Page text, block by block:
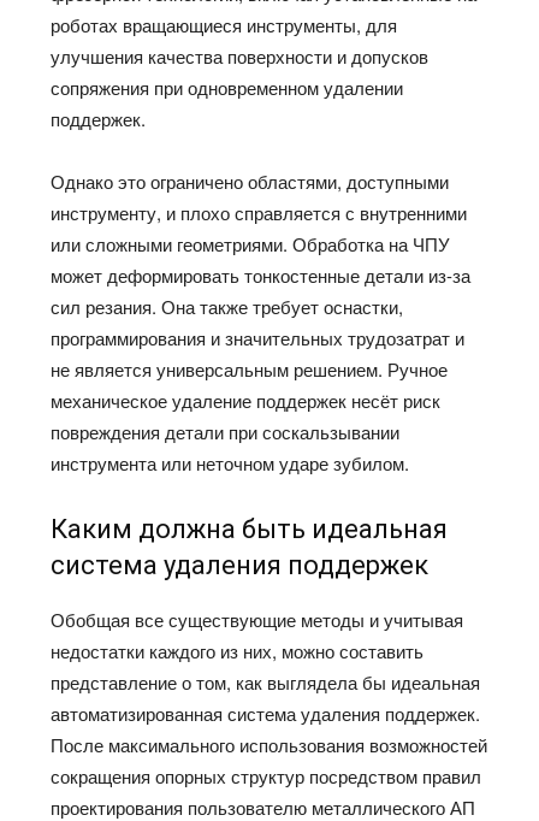
роботах вращающиеся инструменты, для
улучшения качества поверхности и допусков
сопряжения при одновременном удалении
поддержек.
Однако это ограничено областями, доступными
инструменту, и плохо справляется с внутренними
или сложными геометриями. Обработка на ЧПУ
может деформировать тонкостенные детали из-за
сил резания. Она также требует оснастки,
программирования и значительных трудозатрат и
не является универсальным решением. Ручное
механическое удаление поддержек несёт риск
повреждения детали при соскальзывании
инструмента или неточном ударе зубилом.
Каким должна быть идеальная
система удаления поддержек
Обобщая все существующие методы и учитывая
недостатки каждого из них, можно составить
представление о том, как выглядела бы идеальная
автоматизированная система удаления поддержек.
После максимального использования возможностей
сокращения опорных структур посредством правил
проектирования пользователю металлического АП